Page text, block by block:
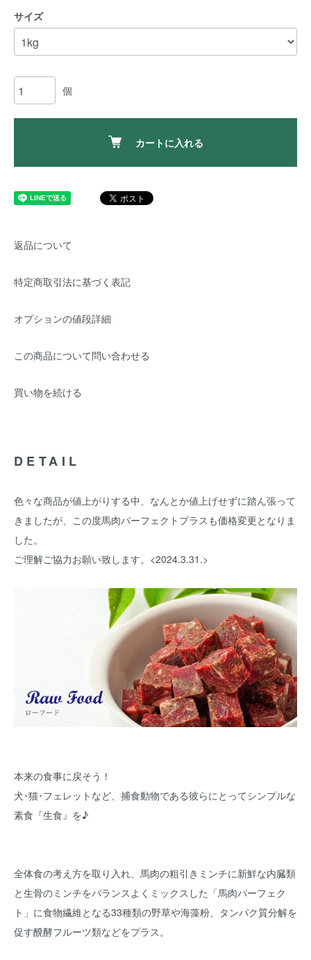
サイズ
個
カートに入れる
返品について
特定商取引法に基づく表記
オプションの値段詳細
この商品について問い合わせる
買い物を続ける
DETAIL
色々な商品が値上がりする中、なんとか値上げせずに踏ん張って
きましたが、この度馬肉パーフェクトプラスも価格変更となりま
した。
ご理解ご協力お願い致します。<2024.3.31.>
本来の食事に戻そう！
犬･猫･フェレットなど、捕食動物である彼らにとってシンプルな
素食『生食』を♪
全体食の考え方を取り入れ、馬肉の粗引きミンチに新鮮な内臓類
と生骨のミンチをバランスよくミックスした「馬肉パーフェク
ト」に食物繊維となる33種類の野草や海藻粉、タンパク質分解を
促す醗酵フルーツ類などをプラス。